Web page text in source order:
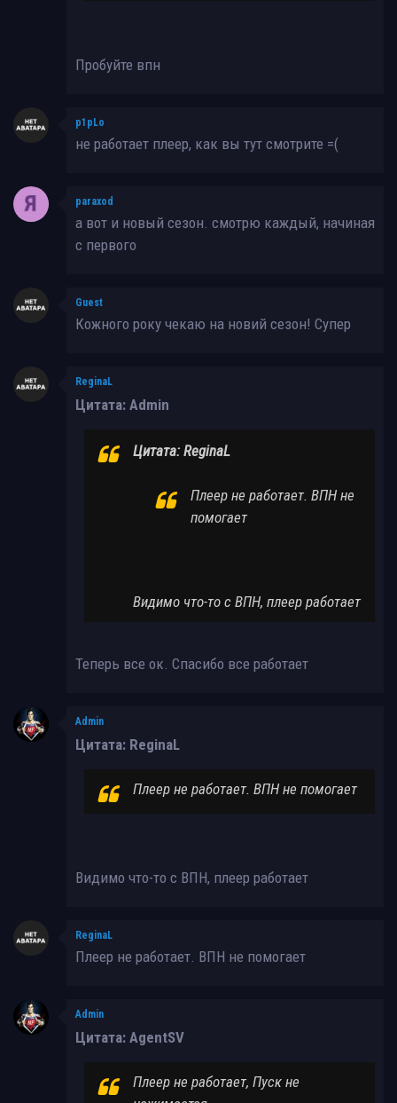
Пробуйте впн
p1pLo
не работает плеер, как вы тут смотрите =(
paraxod
а вот и новый сезон. смотрю каждый, начиная
с первого
Guest
Кожного року чекаю на новий сезон! Супер
ReginaL
Цитата: Admin
Цитата: ReginaL
Плеер не работает. ВПН не
помогает
Видимо что-то с ВПН, плеер работает
Теперь все ок. Спасибо все работает
Admin
Цитата: ReginaL
Плеер не работает. ВПН не помогает
Видимо что-то с ВПН, плеер работает
ReginaL
Плеер не работает. ВПН не помогает
Admin
Цитата: AgentSV
Плеер не работает, Пуск не